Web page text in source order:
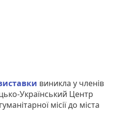
виникла у членів
Український Центр
місії до міста